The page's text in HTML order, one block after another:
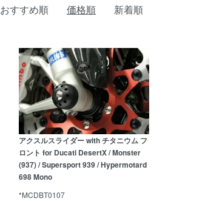
おすすめ順 価格順 新着順
アクスルスライダー with チタニウム フ
ロント for Ducati DesertX / Monster
(937) / Supersport 939 / Hypermotard
698 Mono
*MCDBT0107